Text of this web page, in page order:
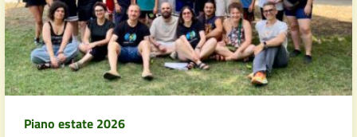
Piano estate 2026